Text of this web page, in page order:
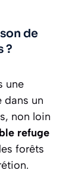
de
?
une
dans un
non loin
refuge
forêts